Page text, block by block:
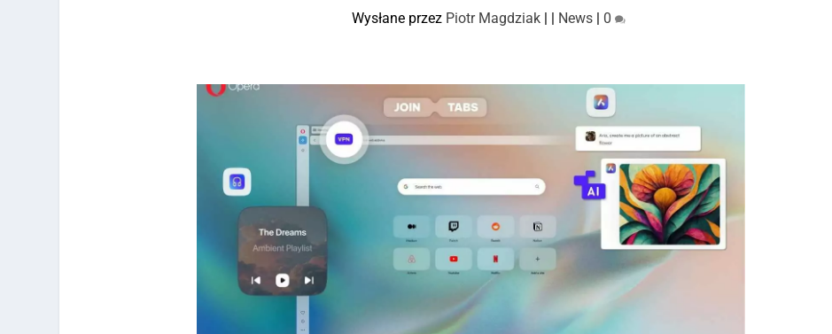
Wysłane przez Piotr Magdziak| | News| 0